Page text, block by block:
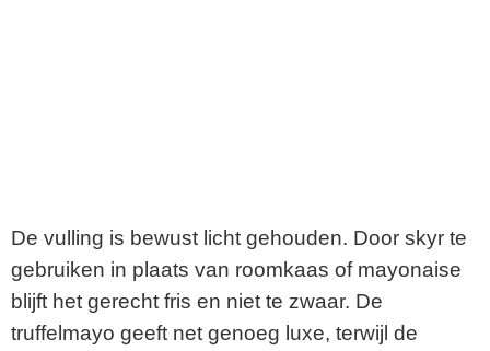
De vulling is bewust licht gehouden. Door skyr te
gebruiken in plaats van roomkaas of mayonaise
blijft het gerecht fris en niet te zwaar. De
truffelmayo geeft net genoeg luxe, terwijl de